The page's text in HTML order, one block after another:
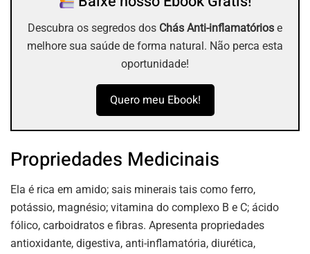
Descubra os segredos dos Chás Anti-inflamatórios e
melhore sua saúde de forma natural. Não perca esta
oportunidade!
Quero meu Ebook!
Propriedades Medicinais
Ela é rica em amido; sais minerais tais como ferro,
potássio, magnésio; vitamina do complexo B e C; ácido
fólico, carboidratos e fibras. Apresenta propriedades
antioxidante, digestiva, anti-inflamatória, diurética,